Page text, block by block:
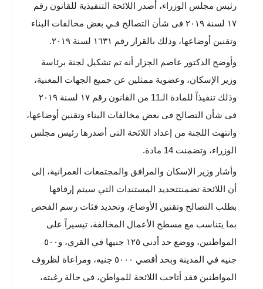
رئيس مجلس الوزراء، أصدر اللائحة التنفيذية للقانون رقم
١٧ لسنة ٢٠١٩ فى شأن التصالح فـي بعض مخالفات البناء
وتقنين أوضاعها، وذلك بالقرار رقم ١٦٣١ لسنة ٢٠١٩.
وأوضح الدكتور عاصم الجزار أنه تم تشكيل لجنة برئاسة
وزير الإسكان، وعضوية ممثلين عن جميع الجهات المعنية،
وذلك تنفيذاً للمادة الـ11 من القانون رقم ١٧ لسنة ٢٠١٩
فى شأن التصالح فى بعض مخالفات البناء وتقنين أوضاعها،
وانتهت اللجنة من إعداد اللائحة التى أصدرها رئيس مجلس
الوزراء، وتضمنت 14 مادة.
وأشار وزير الإسكان والمرافق والمجتمعات العمرانية، إلى
أن اللائحة تضمنتتحديد المستندات التي سيتم إرفاقها
بطلب التصالح وتقنين الأوضاع، وتحديد فئات رسم الفحص
بما يتناسب مع مسطح الأعمال المخالفة، تيسيراً على
المواطنين، ووضع حد أدني ١٢٥ جنيها في القري، و٥٠٠
جنيه في المدينة وبحد أقصي ٥٠٠٠ جنيه، ومراعاة لظروف
المواطنين فقد أتاحت اللائحة للمواطن، فى حالة رغبته،